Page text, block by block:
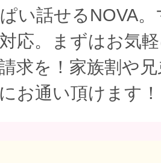
い話せるNOVA
応。まずはお気
求を！家族割や
お通い頂けます！